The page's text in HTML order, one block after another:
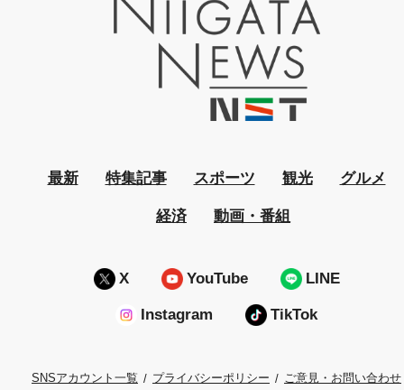
最新 特集記事 スポーツ 観光 グルメ
経済 動画・番組
X YouTube LINE
Instagram TikTok
SNSアカウント一覧 プライバシーポリシー ご意見・お問い合わせ